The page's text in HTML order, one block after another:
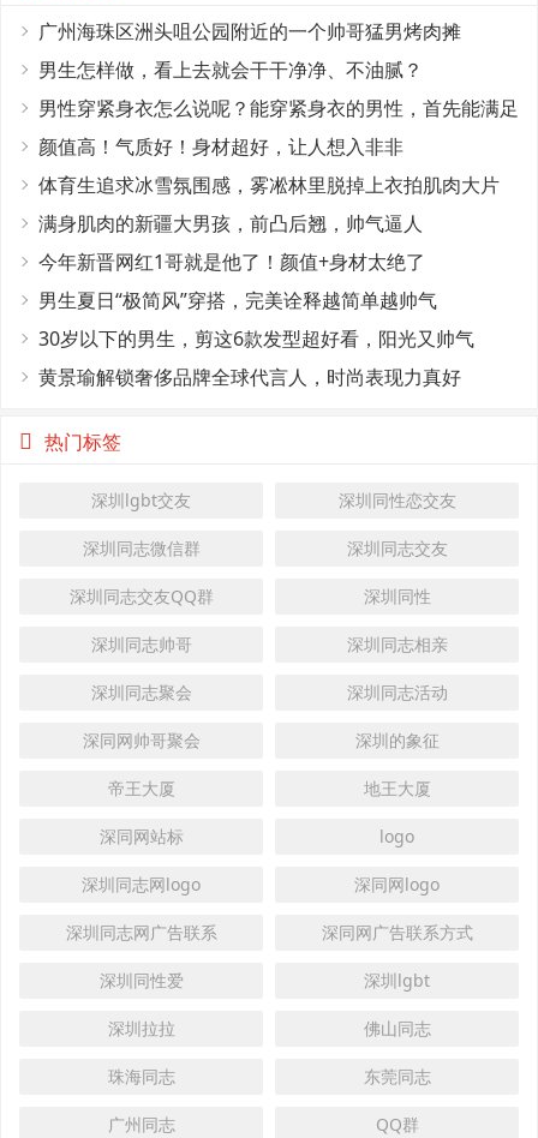
广州海珠区洲头咀公园附近的一个帅哥猛男烤肉摊
男生怎样做，看上去就会干干净净、不油腻？
男性穿紧身衣怎么说呢？能穿紧身衣的男性，首先能满足
这4个条件
颜值高！气质好！身材超好，让人想入非非
体育生追求冰雪氛围感，雾凇林里脱掉上衣拍肌肉大片
满身肌肉的新疆大男孩，前凸后翘，帅气逼人
今年新晋网红1哥就是他了！颜值+身材太绝了
男生夏日“极简风”穿搭，完美诠释越简单越帅气
30岁以下的男生，剪这6款发型超好看，阳光又帅气
黄景瑜解锁奢侈品牌全球代言人，时尚表现力真好
热门标签
深圳lgbt交友 深圳同性恋交友
深圳同志微信群 深圳同志交友
深圳同志交友QQ群 深圳同性
深圳同志帅哥 深圳同志相亲
深圳同志聚会 深圳同志活动
深同网帅哥聚会 深圳的象征
帝王大厦 地王大厦
深同网站标 logo
深圳同志网logo 深同网logo
深圳同志网广告联系 深同网广告联系方式
深圳同性爱 深圳lgbt
深圳拉拉 佛山同志
珠海同志 东莞同志
广州同志 QQ群